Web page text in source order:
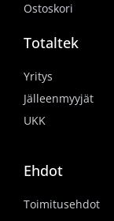
Ostoskori
Totaltek
Yritys
Jälleenmyyjät
UKK
Ehdot
Toimitusehdot